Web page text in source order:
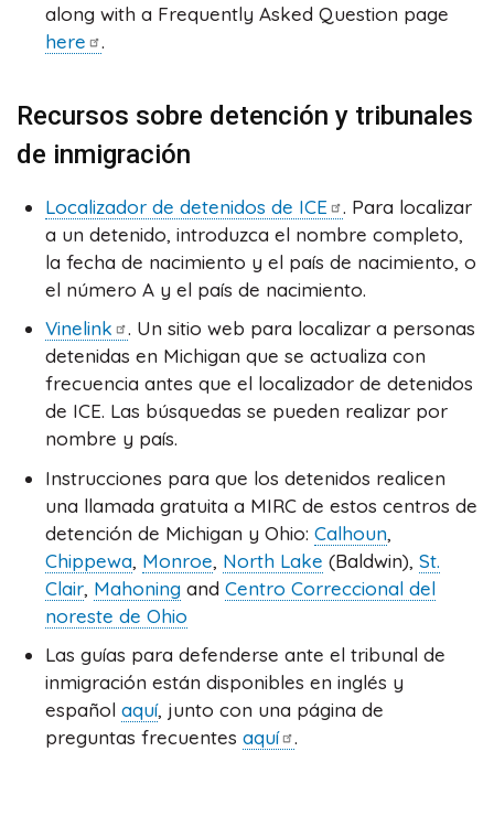
along with a Frequently Asked Question page
here
.
Recursos sobre detención y tribunales
de inmigración
Localizador de detenidos de ICE
. Para localizar
a un detenido, introduzca el nombre completo,
la fecha de nacimiento y el país de nacimiento, o
el número A y el país de nacimiento.
Vinelink
. Un sitio web para localizar a personas
detenidas en Michigan que se actualiza con
frecuencia antes que el localizador de detenidos
de ICE. Las búsquedas se pueden realizar por
nombre y país.
Instrucciones para que los detenidos realicen
una llamada gratuita a MIRC de estos centros de
detención de Michigan y Ohio: Calhoun,
Chippewa, Monroe, North Lake (Baldwin), St.
Clair, Mahoningand Centro Correccional del
noreste de Ohio
Las guías para defenderse ante el tribunal de
inmigración están disponibles en inglés y
español aquí, junto con una página de
preguntas frecuentes aquí .